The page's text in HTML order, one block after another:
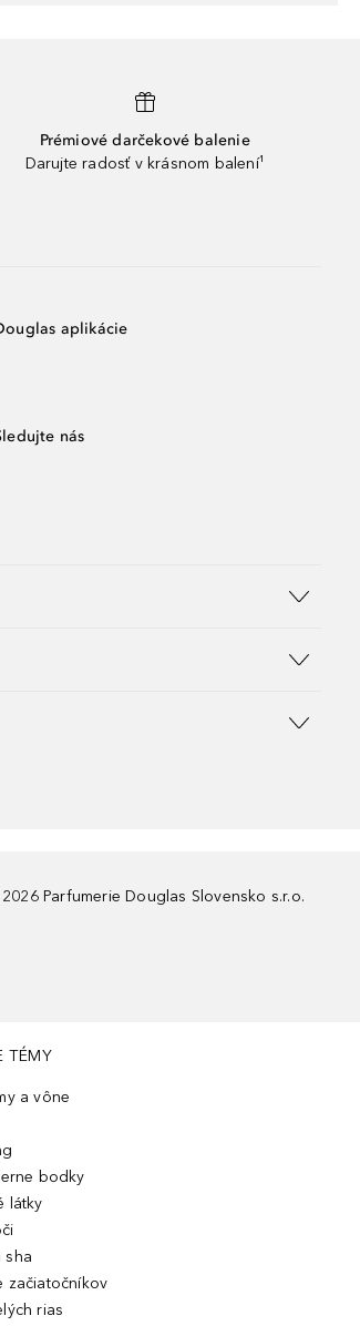
Prémiové darčekové balenie
Darujte radosť v krásnom balení¹
aplikácie
nás
2026 Parfumerie Douglas Slovensko s.r.o.
TÉMY
a vône
bodky
látky
sha
začiatočníkov
rias